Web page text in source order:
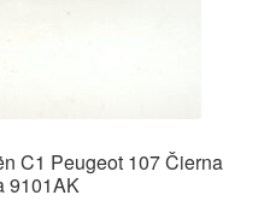
C1 Peugeot 107 Čierna
9101AK